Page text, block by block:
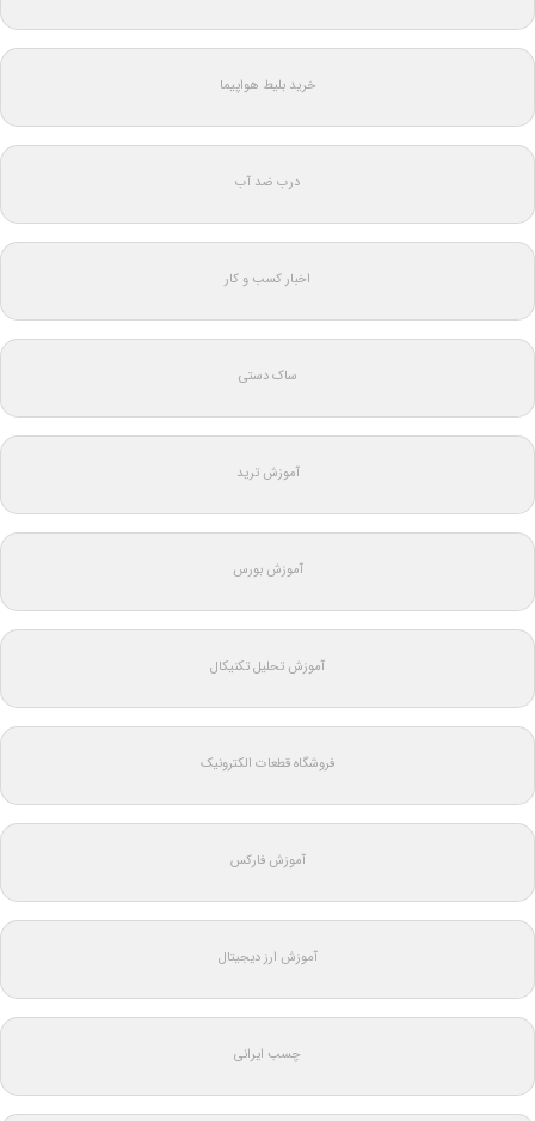
خرید بلیط هواپیما
درب ضد آب
اخبار کسب و کار
ساک دستی
آموزش ترید
آموزش بورس
آموزش تحلیل تکنیکال
فروشگاه قطعات الکترونیک
آموزش فارکس
آموزش ارز دیجیتال
چسب ایرانی